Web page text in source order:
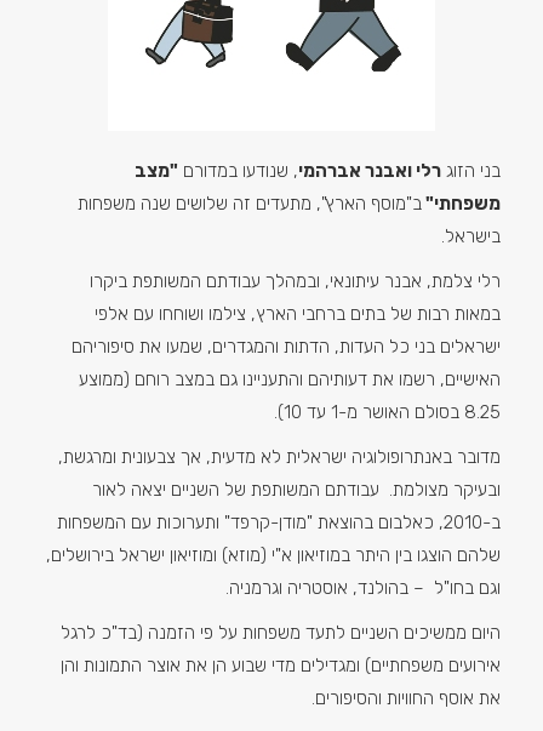
בני הזוג רלי ואבנר אברהמי, שנודעו במדורם "מצב
משפחתי"ב"מוסף הארץ", מתעדים זה שלושים שנה משפחות
בישראל.
רלי צלמת, אבנר עיתונאי, ובמהלך עבודתם המשותפת ביקרו
במאות רבות של בתים ברחבי הארץ, צילמו ושוחחו עם אלפי
ישראלים בני כל העדות, הדתות והמגדרים, שמעו את סיפוריהם
האישיים, רשמו את דעותיהם והתעניינו גם במצב רוחם (ממוצע
8.25 בסולם האושר מ-1 עד 10).
מדובר באנתרופולוגיה ישראלית לא מדעית, אך צבעונית ומרגשת,
ובעיקר מצולמת. עבודתם המשותפת של השניים יצאה לאור
ב-2010, כאלבום בהוצאת "מודן-קרפד" ותערוכות עם המשפחות
שלהם הוצגו בין היתר במוזיאון א"י (מוזא) ומוזיאון ישראל בירושלים,
וגם בחו"ל – בהולנד, אוסטריה וגרמניה.
היום ממשיכים השניים לתעד משפחות על פי הזמנה (בד"כ לרגל
אירועים משפחתיים) ומגדילים מדי שבוע הן את אוצר התמונות והן
את אוסף החוויות והסיפורים.